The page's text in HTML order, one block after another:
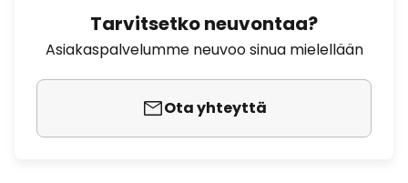
Tarvitsetko neuvontaa?
Asiakaspalvelumme neuvoo sinua mielellään
Ota yhteyttä